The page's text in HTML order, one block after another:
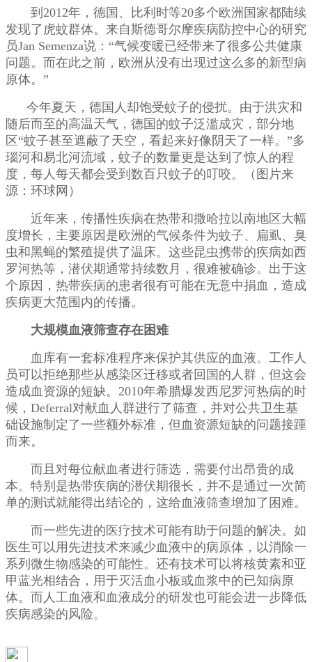
到2012年，德国、比利时等20多个欧洲国家都陆续
发现了虎蚊群体。来自斯德哥尔摩疾病防控中心的研究
员Jan Semenza说：“气候变暖已经带来了很多公共健康
问题。而在此之前，欧洲从没有出现过这么多的新型病
原体。”
今年夏天，德国人却饱受蚊子的侵扰。由于洪灾和
随后而至的高温天气，德国的蚊子泛滥成灾，部分地
区“蚊子甚至遮蔽了天空，看起来好像阴天了一样。”多
瑙河和易北河流域，蚊子的数量更是达到了惊人的程
度，每人每天都会受到数百只蚊子的叮咬。（图片来
源：环球网）
近年来，传播性疾病在热带和撒哈拉以南地区大幅
度增长，主要原因是欧洲的气候条件为蚊子、扁虱、臭
虫和黑蝇的繁殖提供了温床。这些昆虫携带的疾病如西
罗河热等，潜伏期通常持续数月，很难被确诊。出于这
个原因，热带疾病的患者很有可能在无意中捐血，造成
疾病更大范围内的传播。
大规模血液筛查存在困难
血库有一套标准程序来保护其供应的血液。工作人
员可以拒绝那些从感染区迁移或者回国的人群，但这会
造成血资源的短缺。2010年希腊爆发西尼罗河热病的时
候，Deferral对献血人群进行了筛查，并对公共卫生基
础设施制定了一些额外标准，但血资源短缺的问题接踵
而来。
而且对每位献血者进行筛选，需要付出昂贵的成
本。特别是热带疾病的潜伏期很长，并不是通过一次简
单的测试就能得出结论的，这给血液筛查增加了困难。
而一些先进的医疗技术可能有助于问题的解决。如
医生可以用先进技术来减少血液中的病原体，以消除一
系列微生物感染的可能性。还有技术可以将核黄素和亚
甲蓝光相结合，用于灭活血小板或血浆中的已知病原
体。而人工血液和血液成分的研发也可能会进一步降低
疾病感染的风险。